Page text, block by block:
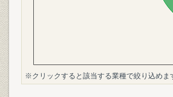
※クリックすると該当する業種で絞り込めま